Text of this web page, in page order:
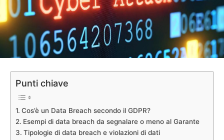
Punti chiave
Cos’è un Data Breach secondo il GDPR?
Esempi di data breach da segnalare o meno al Garante
Tipologie di data breach e violazioni di dati